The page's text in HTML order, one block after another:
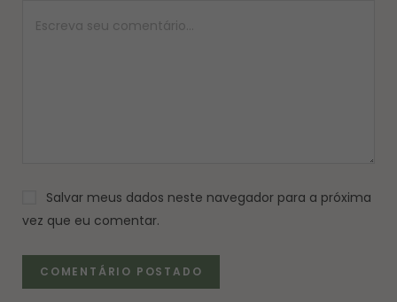
Salvar meus dados neste navegador para a próxima
vez que eu comentar.